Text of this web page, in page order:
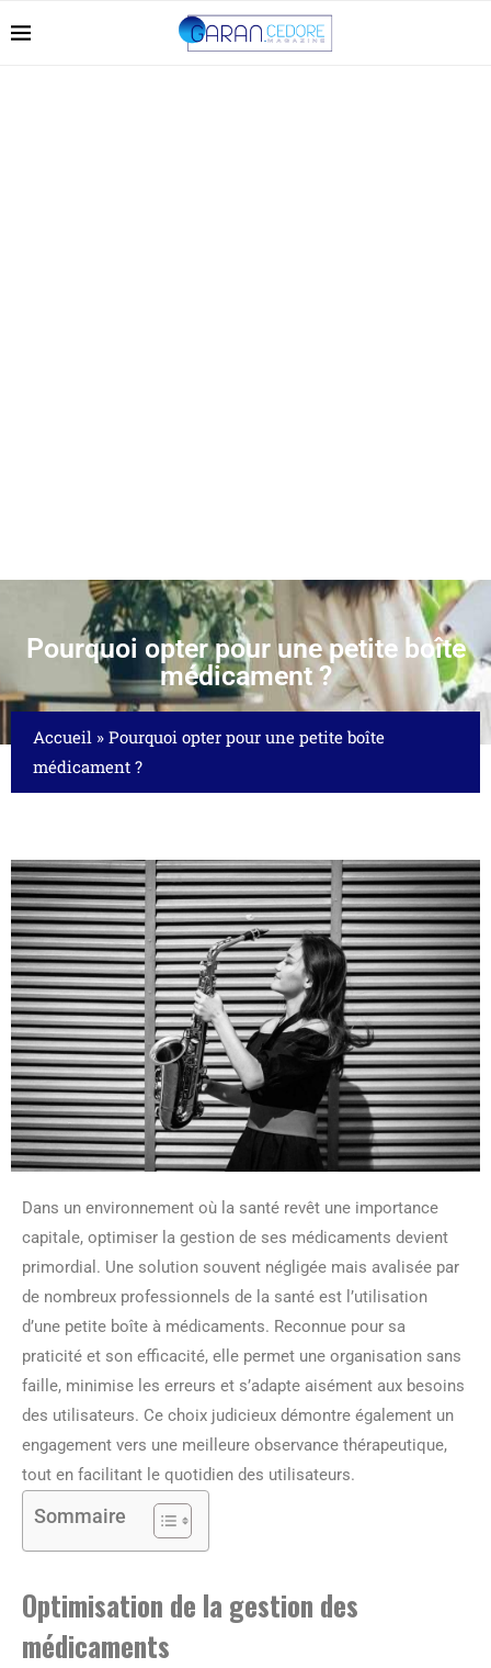
Pourquoi opter pour une petite boîte
médicament ?
Accueil » Pourquoi opter pour une petite boîte
médicament ?
Dans un environnement où la santé revêt une importance
capitale, optimiser la gestion de ses médicaments devient
primordial. Une solution souvent négligée mais avalisée par
de nombreux professionnels de la santé est l’utilisation
d’une petite boîte à médicaments. Reconnue pour sa
praticité et son efficacité, elle permet une organisation sans
faille, minimise les erreurs et s’adapte aisément aux besoins
des utilisateurs. Ce choix judicieux démontre également un
engagement vers une meilleure observance thérapeutique,
tout en facilitant le quotidien des utilisateurs.
Sommaire
Optimisation de la gestion des
médicaments